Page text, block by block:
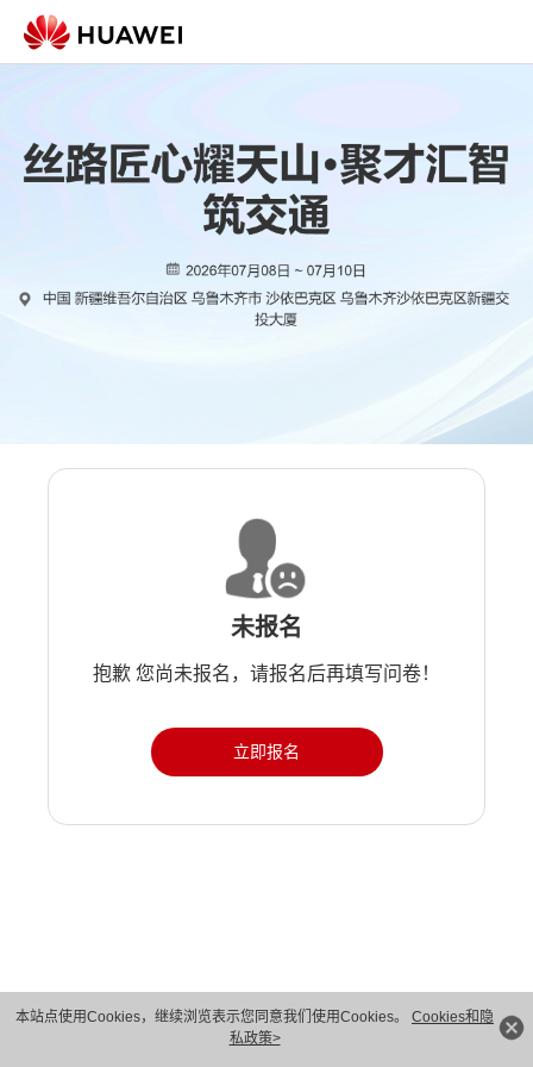
本站点使用Cookies，继续浏览表示您同意我们使用Cookies。 Cookies和隐
私政策>
未报名
抱歉 您尚未报名，请报名后再填写问卷！
立即报名
版权所有 © 华为技术有限公司 1998-2026。 保留一切权利。粤A2-20044005号
隐私保护
法律声明